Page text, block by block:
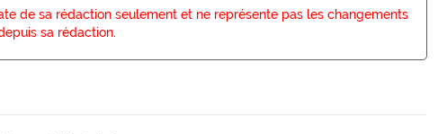
de sa rédaction seulement et ne représente pas les changements
sa rédaction.